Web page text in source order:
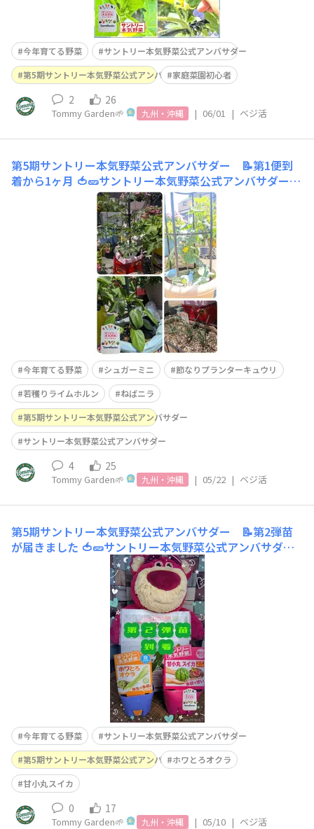
今年育てる野菜
サントリー本気野菜公式アンバサダー
第5期サントリー本気野菜公式アンバサダー家庭菜園初心者
2 26
Tommy Garden🌱 九州・沖縄 | 06/01 | ベジ活
第5期サントリー本気野菜公式アンバサダー 📝第1便到
着から1ヶ月 ​🍅🥒サントリー本気野菜公式アンバサダー活
動報告🫑🍆ミニトマトは実が膨らみ始めました。受粉出来
てて良かった〜🍅キュウリはどんどん大きくなって早速1
つ収穫。摘果が遅かっただけですけど。穫れたてはみずみ
ずしくてシャキシャキ。穫れたて野菜ってこういう事なん
だ!って実感しました。ピーマンはお花が付き始めたの
今年育てる野菜 シュガーミニ
節なりプランターキュウリ
若穫りライムホルン
ねばニラ
第5期サントリー本気野菜公式アンバサダー
サントリー本気野菜公式アンバサダー
4 25
Tommy Garden🌱 九州・沖縄 | 05/22 | ベジ活
第5期サントリー本気野菜公式アンバサダー 📝第2弾苗
が届きました 🍅🥒サントリー本気野菜公式アンバサダー
活動報告🫑🍆ホワとろオクラと甘小丸スイカが届きまし
た。オクラは袋栽培で、スイカはプランターを買いまし
た。オクラ大好きなので収穫が楽しみです(っ ॑꒳ ॑c)
今年育てる野菜
サントリー本気野菜公式アンバサダー
第5期サントリー本気野菜公式アンバサダーホワとろオクラ
甘小丸スイカ
0 17
Tommy Garden🌱 九州・沖縄 | 05/10 | ベジ活